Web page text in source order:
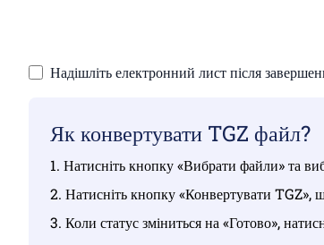
Надішліть електронний лист після
Як конвертувати TGZ файл?
1. Натисніть кнопку «Вибрати файли» та
2. Натисніть кнопку «Конвертувати TGZ»,
3. Коли статус зміниться на «Готово»,